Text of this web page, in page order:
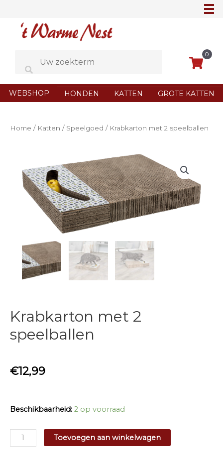
0
WEBSHOP HONDEN KATTEN GROTE KATTEN
Home / Katten / Speelgoed / Krabkarton met 2 speelballen
Krabkarton met 2
speelballen
€12,99
Beschikbaarheid: 2 op voorraad
Krabkarton
met
Toevoegen aan winkelwagen